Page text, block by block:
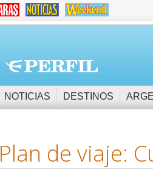
NOTICIAS DESTINOS
Plan de viaje: